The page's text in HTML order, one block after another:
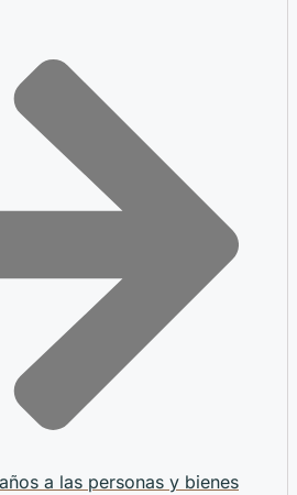
a las personas y bienes